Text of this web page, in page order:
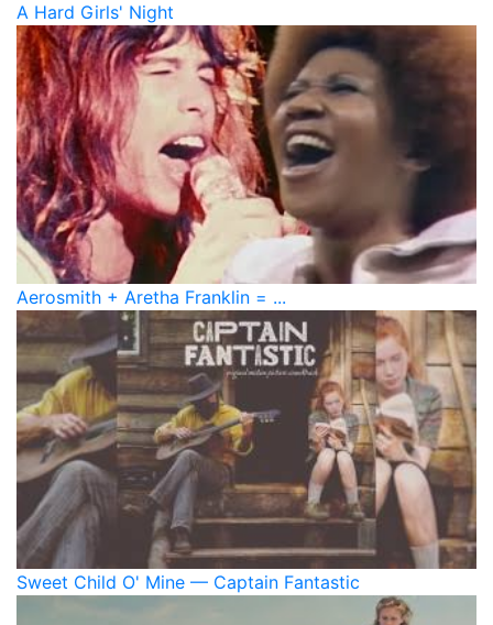
A Hard Girls' Night
Aerosmith + Aretha Franklin = ...
Sweet Child O' Mine — Captain Fantastic